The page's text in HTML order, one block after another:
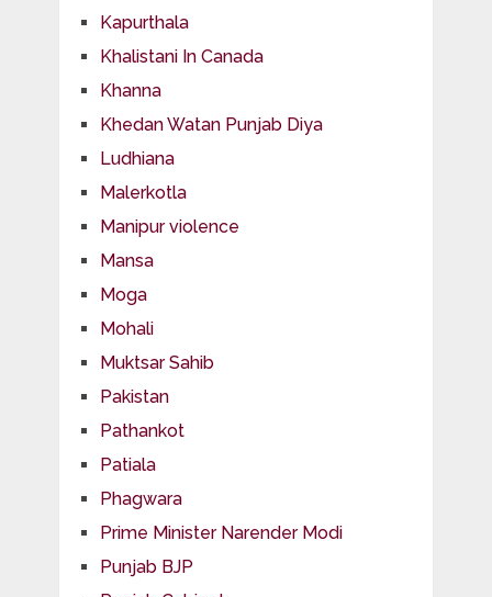
Kapurthala
Khalistani In Canada
Khanna
Khedan Watan Punjab Diya
Ludhiana
Malerkotla
Manipur violence
Mansa
Moga
Mohali
Muktsar Sahib
Pakistan
Pathankot
Patiala
Phagwara
Prime Minister Narender Modi
Punjab BJP